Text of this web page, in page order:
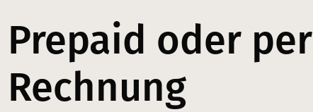
Prepaid oder per
Rechnung